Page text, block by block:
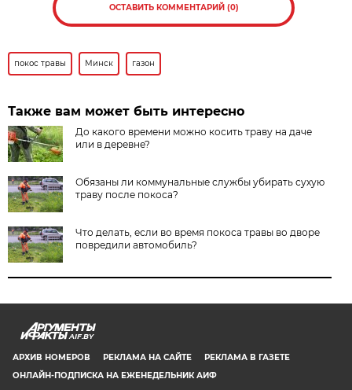
ОСТАВИТЬ КОММЕНТАРИЙ (0)
покос травы Минск газон
Также вам может быть интересно
До какого времени можно косить траву на даче
или в деревне?
Обязаны ли коммунальные службы убирать сухую
траву после покоса?
Что делать, если во время покоса травы во дворе
повредили автомобиль?
AIF.BY
АРХИВ НОМЕРОВ РЕКЛАМА НА САЙТЕ
РЕКЛАМА В ГАЗЕТЕ
ОНЛАЙН-ПОДПИСКА НА ЕЖЕНЕДЕЛЬНИК АИФ